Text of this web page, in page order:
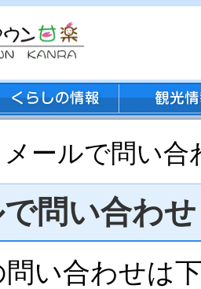
メールで問い合
問い合わせ
問い合わせは